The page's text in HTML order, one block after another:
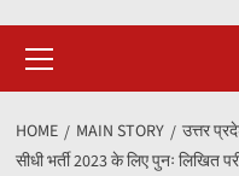
Menu
HOME MAIN STORY
उत्तर
सीधी भर्ती 2023 के लिए पुनः लिखित